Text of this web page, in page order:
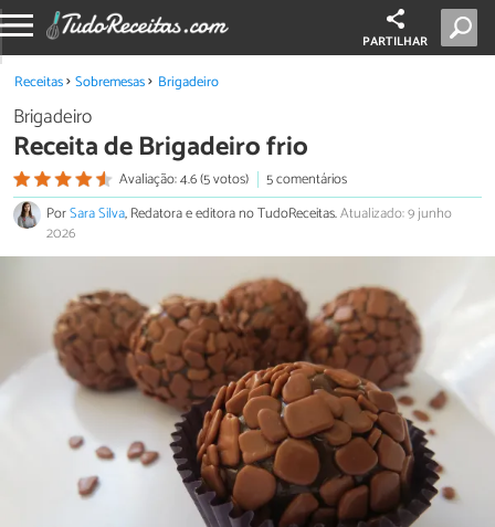
PARTILHAR
Receitas Sobremesas Brigadeiro
Brigadeiro
Receita de Brigadeiro frio
Avaliação: 4.6 (5 votos)
5 comentários
PorSara Silva, Redatora e editora no TudoReceitas.Atualizado: 9 junho
2026